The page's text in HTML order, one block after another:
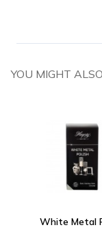
YOU MIGHT
White Metal